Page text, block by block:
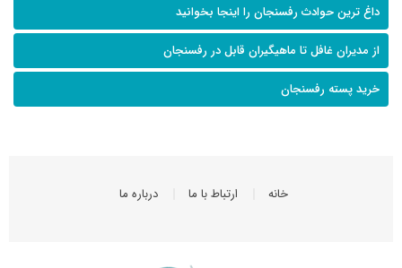
داغ ترین حوادث رفسنجان را اینجا بخوانید
از مدیران غافل تا ماهیگیران قابل در رفسنجان
خرید پسته رفسنجان
خانه ارتباط با ما درباره ما